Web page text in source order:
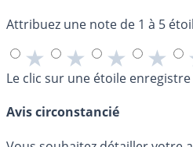
Attribuez une note de 1 à 5
★ ★ ★ ★
Le clic sur une étoile
Avis circonstancié